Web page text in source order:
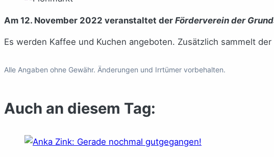
Am 12. November 2022 veranstaltet der Förderverein der
Es werden Kaffee und Kuchen angeboten. Zusätzlich sammelt
Alle Angaben ohne Gewähr. Änderungen und Irrtümer vorbehalten.
Auch an diesem Tag: